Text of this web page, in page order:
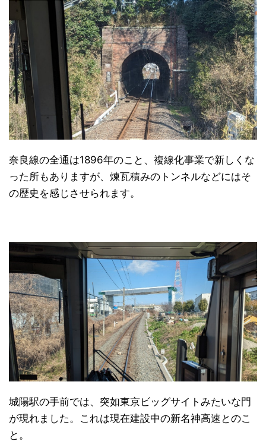
奈良線の全通は1896年のこと、複線化事業で新しくな
った所もありますが、煉瓦積みのトンネルなどにはそ
の歴史を感じさせられます。
城陽駅の手前では、突如東京ビッグサイトみたいな門
が現れました。これは現在建設中の新名神高速とのこ
と。